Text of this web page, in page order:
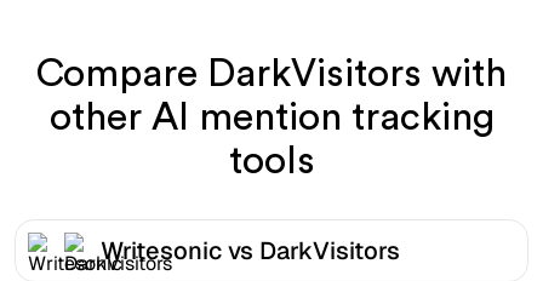
Compare DarkVisitors with
other AI mention tracking
tools
Writesonic vs DarkVisitors